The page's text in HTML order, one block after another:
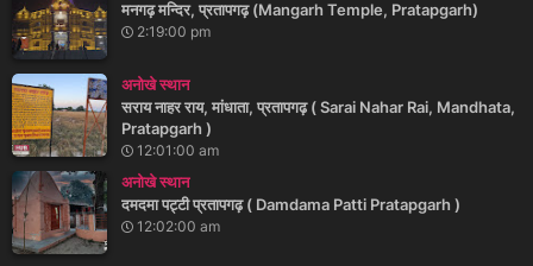
मनगढ़ मन्दिर, प्रतापगढ़ (Mangarh Temple, Pratapgarh)
2:19:00 pm
अनोखे स्थान
सराय नाहर राय, मांधाता, प्रतापगढ़ ( Sarai Nahar Rai, Mandhata,
Pratapgarh )
12:01:00 am
अनोखे स्थान
दमदमा पट्टी प्रतापगढ़ ( Damdama Patti Pratapgarh )
12:02:00 am